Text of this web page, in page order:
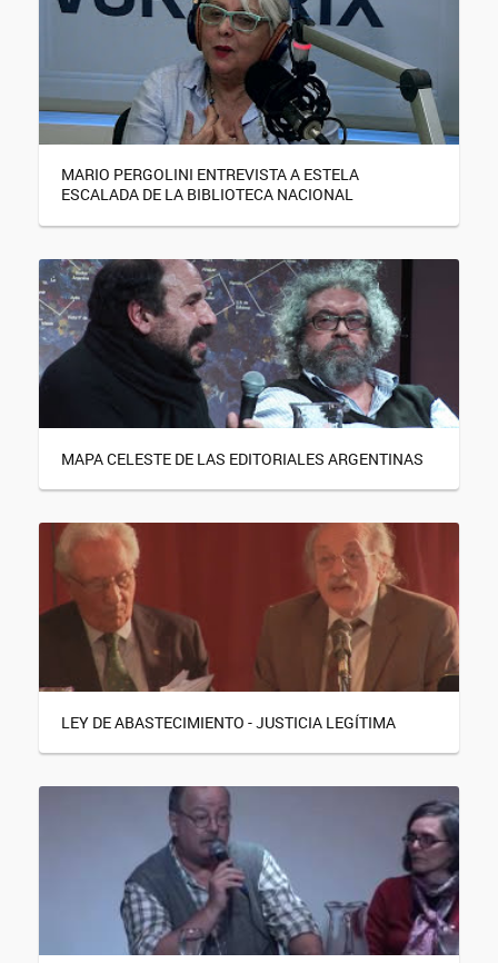
MARIO PERGOLINI ENTREVISTA A ESTELA
ESCALADA DE LA BIBLIOTECA NACIONAL
MAPA CELESTE DE LAS EDITORIALES ARGENTINAS
LEY DE ABASTECIMIENTO - JUSTICIA LEGÍTIMA